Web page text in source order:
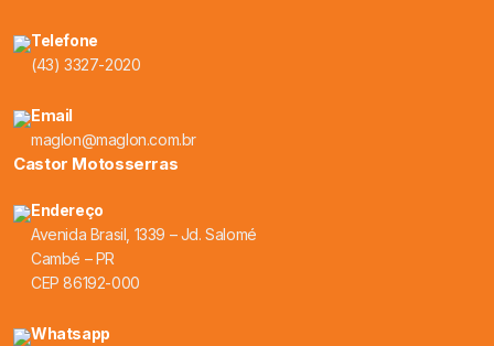
Telefone
(43) 3327-2020
Email
maglon@maglon.com.br
Castor Motosserras
Endereço
Avenida Brasil, 1339 – Jd. Salomé
Cambé – PR
CEP 86192-000
Whatsapp